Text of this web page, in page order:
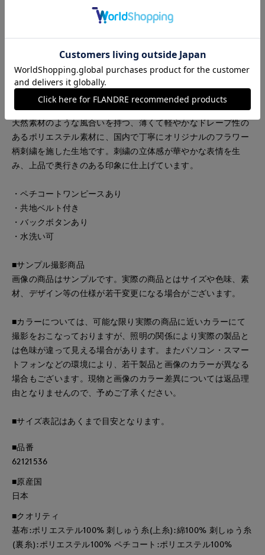
り見えるよう計算されたパターン設計で、前中心のタックが自
然な立体感を生み、裾に向かってたっぷりと広がる優雅なシル
エットを描きます。太めのリボンは取り外し可能で、スタイリ
ングのアクセントに。外せばより軽やかで涼しげな印象に変化
します。インナーにはキャミワンピースが付いており、透け感
を活かしながら安心して着用できます。
■素材
天然素材のような風合いを持つ、薄くて軽やかなドレープ性の
あるポリエステル素材に、国内で丁寧にオリジナルのフラワー
柄刺繍を施した生地です。刺繍の立体感が華やかな表情を生
み、上品で奥行きのある印象に仕上げています。
・ペチコートワンピースあり
・共地ベルト付き
・バックボタンあり
・水洗い可
■サンプル撮影商品
画像の商品はサンプルです。実際の商品とはサイズや色味、素
材、デザイン等の仕様が若干変更になる場合がございます。
■カラーについては、可能な限り実際の商品に近いカラーにて
撮影をおこなっておりますが、照明の関係により実際の製品と
は色味が違って見える場合があります。またパソコン・スマー
トフォンなどの環境により、若干製品と画像のカラーが異なる
場合もございます。現物と画像のカラー差異については返品理
由となりませんので、予めご了承ください。
■サイズ表記はあくまで目安となります。
■品番
62121536
■原産国
日本
■クオリティ
基布:ポリエステル100% 刺しゅう糸(上糸):綿100% 刺しゅう糸
(裏糸):ポリエステル100% ペチコート:ポリエステル100%